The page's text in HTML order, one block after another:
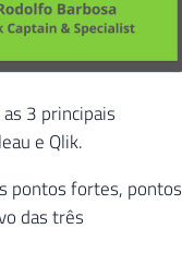
3 principais
e Qlik.
pontos fortes, pontos
das três